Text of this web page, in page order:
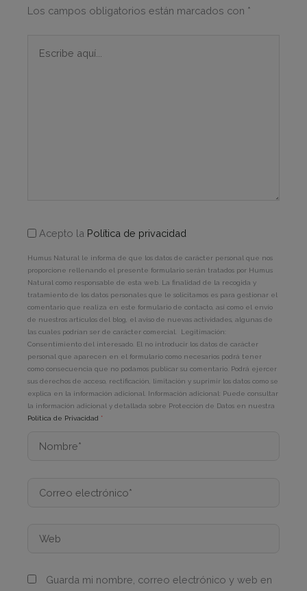
Los campos obligatorios están marcados con *
Acepto la Política de privacidad
Humus Natural le informa de que los datos de carácter personal que nos
proporcione rellenando el presente formulario serán tratados por Humus
Natural como responsable de esta web. La finalidad de la recogida y
tratamiento de los datos personales que le solicitamos es para gestionar el
comentario que realiza en este formulario de contacto, así como el envío
de nuestros artículos del blog, el aviso de nuevas actividades, algunas de
las cuales podrían ser de carácter comercial. Legitimación:
Consentimiento del interesado. El no introducir los datos de carácter
personal que aparecen en el formulario como necesarios podrá tener
como consecuencia que no podamos publicar su comentario. Podrá ejercer
sus derechos de acceso, rectificación, limitación y suprimir los datos como se
explica en la información adicional. Información adicional: Puede consultar
la información adicional y detallada sobre Protección de Datos en nuestra
Política de Privacidad *
Nombre*
Correo
Web
Guarda mi nombre, correo electrónico y web en